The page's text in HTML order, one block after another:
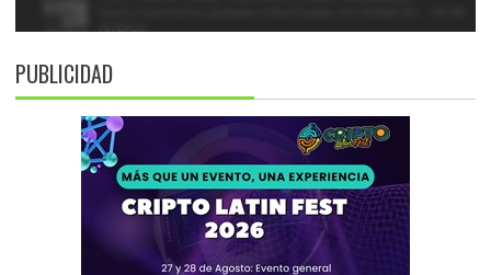
PUBLICIDAD